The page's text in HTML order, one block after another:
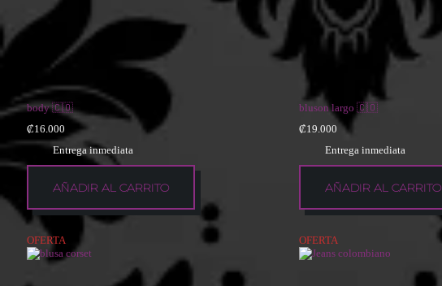
body 🇨🇴
₡16.000
Entrega inmediata
AÑADIR AL CARRITO
bluson largo 🇨🇴
₡19.000
Entrega inmediata
AÑADIR AL CARRITO
OFERTA OFERTA